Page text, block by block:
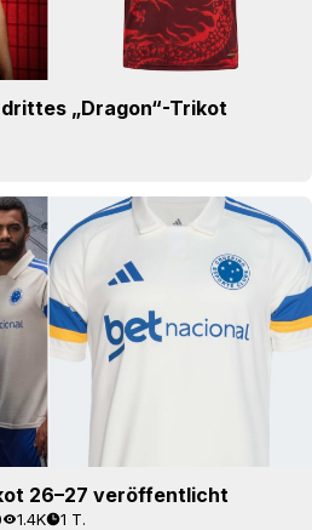
„Dragon“-Trikot
26–27 veröffentlicht
1.4K 1 T.